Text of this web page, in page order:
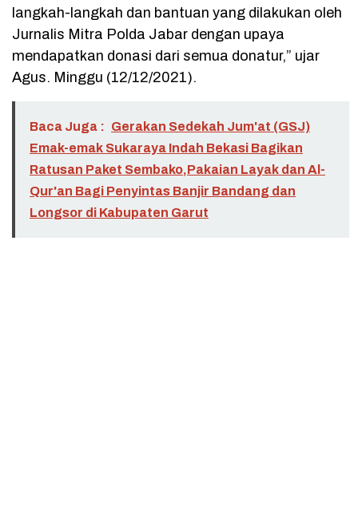
langkah-langkah dan bantuan yang dilakukan oleh
Jurnalis Mitra Polda Jabar dengan upaya
mendapatkan donasi dari semua donatur,” ujar
Agus. Minggu (12/12/2021).
Baca Juga : Gerakan Sedekah Jum'at (GSJ)
Emak-emak Sukaraya Indah Bekasi Bagikan
Ratusan Paket Sembako,Pakaian Layak dan Al-
Qur'an Bagi Penyintas Banjir Bandang dan
Longsor di Kabupaten Garut